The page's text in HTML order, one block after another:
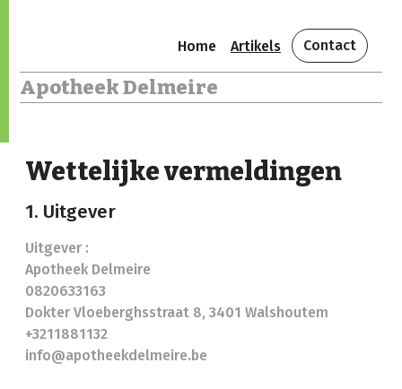
Home Artikels Contact
Apotheek Delmeire
Wettelijke vermeldingen
1. Uitgever
Uitgever :
Apotheek Delmeire
0820633163
Dokter Vloeberghsstraat 8, 3401 Walshoutem
+3211881132
info@apotheekdelmeire.be